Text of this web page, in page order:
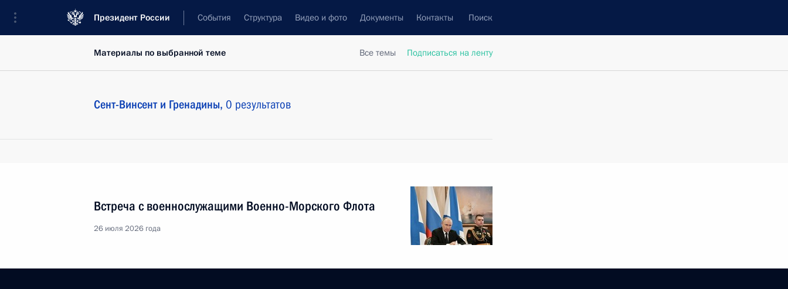
Президент России События Структура Видео и фото Документы Контакты Поиск
Все темы Подписаться на ленту
Материалы по выбранной теме
Сент-Винсент и Гренадины, 0 результатов
Встреча с военнослужащими Военно-Морского Флота
26 июля 2026 года